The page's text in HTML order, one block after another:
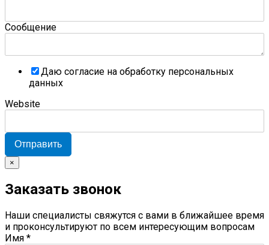
Сообщение
Даю согласие на обработку персональных
данных
Website
Отправить
×
Заказать звонок
Наши специалисты свяжутся с вами в ближайшее время
и проконсультируют по всем интересующим вопросам
Имя *